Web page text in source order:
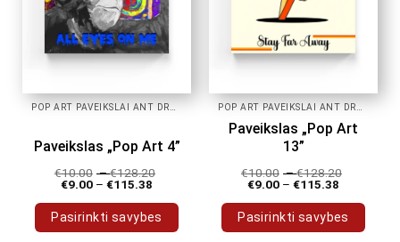
Paveikslas „Pop Art 4”
€10.00 –€128.20
€9.00 – €115.38
Pasirinkti savybes
Paveikslas „Pop Art
13”
€10.00 –€128.20
€9.00 – €115.38
Pasirinkti savybes